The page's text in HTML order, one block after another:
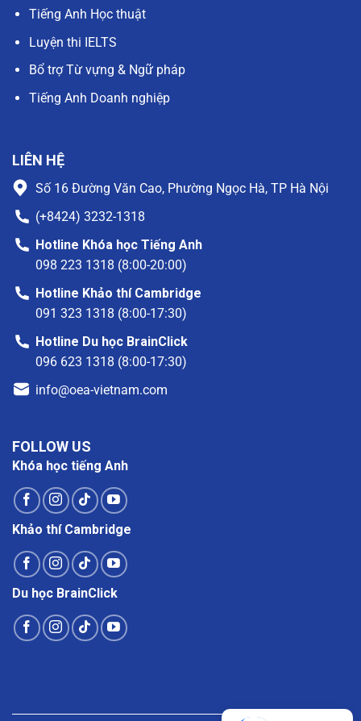
Tiếng Anh Học thuật
Luyện thi IELTS
Bổ trợ Từ vựng & Ngữ pháp
Tiếng Anh Doanh nghiệp
LIÊN HỆ
Số 16 Đường Văn Cao, Phường Ngọc Hà, TP Hà Nội
(+8424) 3232-1318
Hotline Khóa học Tiếng Anh
098 223 1318 (8:00-20:00)
Hotline Khảo thí Cambridge
091 323 1318 (8:00-17:30)
Hotline Du học BrainClick
096 623 1318 (8:00-17:30)
info@oea-vietnam.com
FOLLOW US
Khóa học tiếng Anh
Khảo thí Cambridge
Du học BrainClick